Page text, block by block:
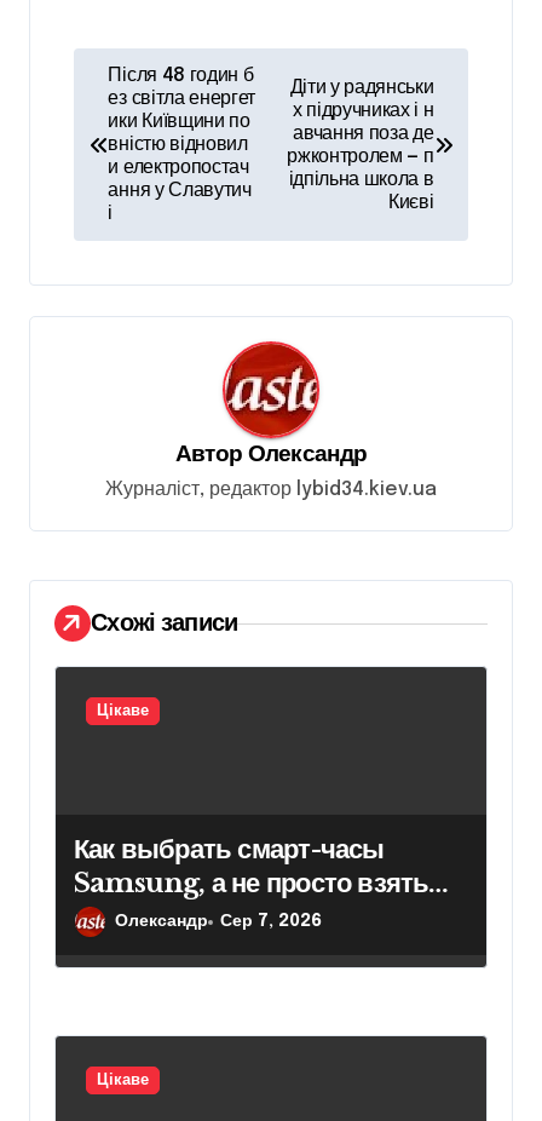
в
ц
с
і
в
Після 48 годин б
ез світла енергет
ики Київщини по
вністю відновил
и електропостач
ання у Славутич
і
Діти у радянськи
х підручниках і н
авчання поза де
ржконтролем — п
ідпільна школа в
Києві
Автор Олександр
Журналіст, редактор lybid34.kiev.ua
Схожі записи
Цікаве
Как выбрать смарт-часы
Samsung, а не просто взять
модель подороже
Олександр Сер 7, 2026
Цікаве